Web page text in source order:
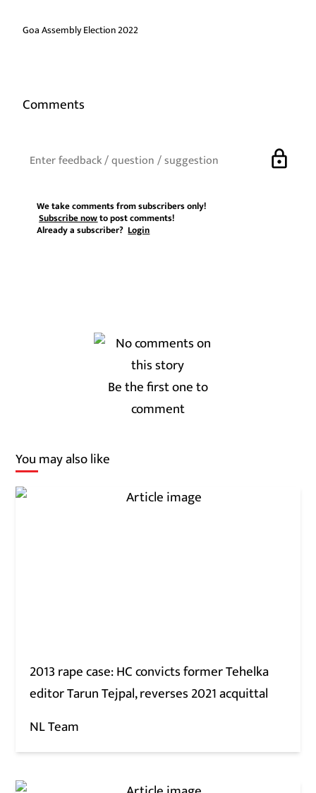
Goa Assembly Election 2022
Comments
lock
We take comments from subscribers only!
Subscribe nowto post comments!
Already a subscriber?Login
Be the first one to
comment
You may also like
2013 rape case: HC convicts former Tehelka
editor Tarun Tejpal, reverses 2021 acquittal
NL Team